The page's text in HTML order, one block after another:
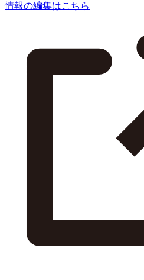
情報の編集はこちら